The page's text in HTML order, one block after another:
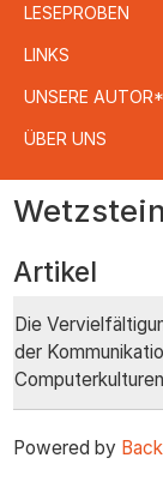
LESEPROBEN
LINKS
UNSERE
ÜBER UNS
zum
Artikel
Die
der
Computerkulturen
Powered by